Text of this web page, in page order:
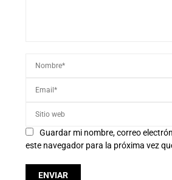
Guardar mi nombre, correo
este navegador para la próxima vez